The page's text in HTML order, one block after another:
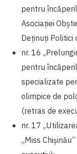
pentru
Asociației
Deținuți Politici
nr. 16
pentru
specializate
olimpice de
(retras de
nr. 17
„Miss